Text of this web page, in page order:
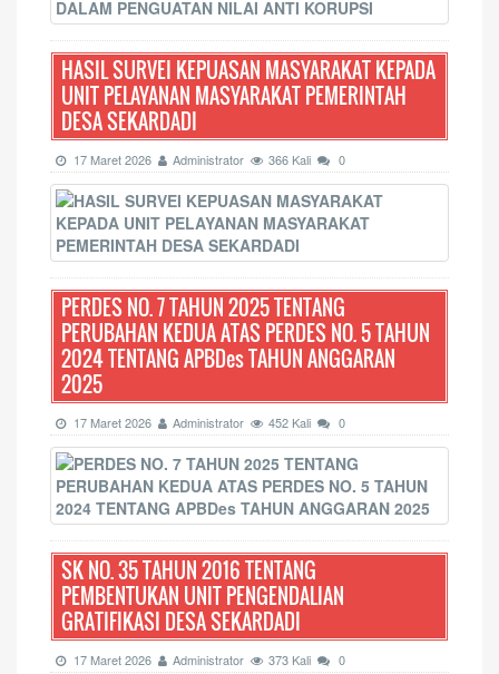
HASIL SURVEI KEPUASAN MASYARAKAT KEPADA
UNIT PELAYANAN MASYARAKAT PEMERINTAH
DESA SEKARDADI
17 Maret 2026 Administrator 366 Kali 0
PERDES NO. 7 TAHUN 2025 TENTANG
PERUBAHAN KEDUA ATAS PERDES NO. 5 TAHUN
2024 TENTANG APBDes TAHUN ANGGARAN
2025
17 Maret 2026 Administrator 452 Kali 0
SK NO. 35 TAHUN 2016 TENTANG
PEMBENTUKAN UNIT PENGENDALIAN
GRATIFIKASI DESA SEKARDADI
17 Maret 2026 Administrator 373 Kali 0